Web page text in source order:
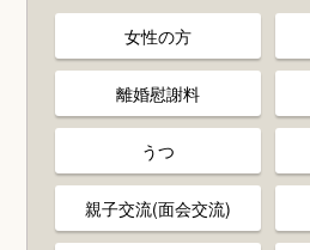
女性の方
離婚慰謝料
うつ
親子交流(面会交流)